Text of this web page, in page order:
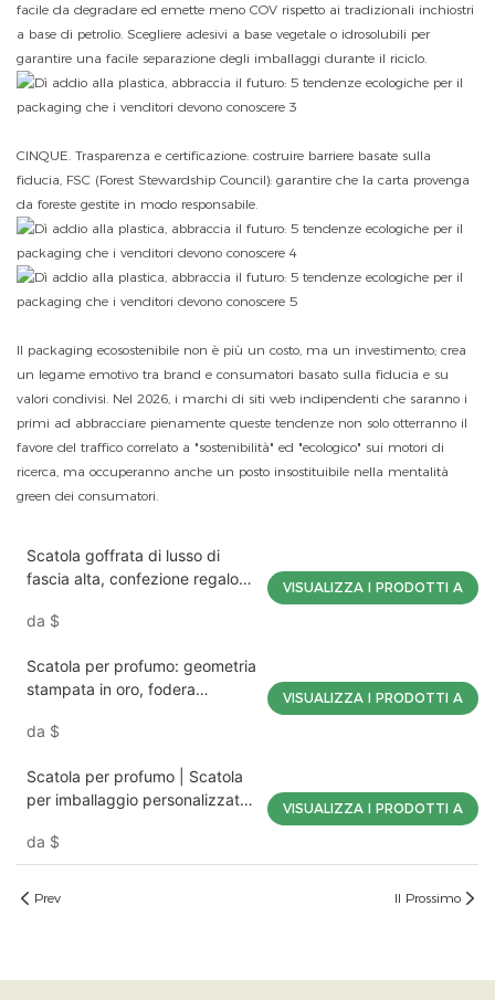
facile da degradare ed emette meno COV rispetto ai tradizionali inchiostri
a base di petrolio. Scegliere adesivi a base vegetale o idrosolubili per
garantire una facile separazione degli imballaggi durante il riciclo.
CINQUE. Trasparenza e certificazione: costruire barriere basate sulla
fiducia, FSC (Forest Stewardship Council): garantire che la carta provenga
da foreste gestite in modo responsabile.
Il packaging ecosostenibile non è più un costo, ma un investimento; crea
un legame emotivo tra brand e consumatori basato sulla fiducia e su
valori condivisi. Nel 2026, i marchi di siti web indipendenti che saranno i
primi ad abbracciare pienamente queste tendenze non solo otterranno il
favore del traffico correlato a "sostenibilità" ed "ecologico" sui motori di
ricerca, ma occuperanno anche un posto insostituibile nella mentalità
green dei consumatori.
Scatola goffrata di lusso di
fascia alta, confezione regalo
marca, soluzione commerciale,
da $
VISUALIZZA I PRODOTTI A
Scatola per profumo: geometria
stampata in oro, fodera
confezione antiurto Mojiu
da $
VISUALIZZA I PRODOTTI A
Scatola per profumo | Scatola
per imballaggio personalizzata
opaca | Mojiu Packaging
da $
VISUALIZZA I PRODOTTI A
Prev Il Prossimo